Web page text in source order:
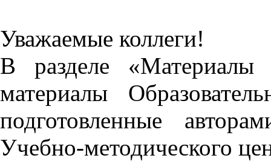
Уважаемые коллеги!
В разделе «Материалы
материалы
подготовленные
Учебно-методического